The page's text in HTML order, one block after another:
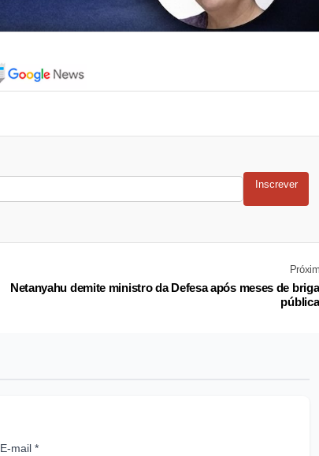
Inscrever
Netanyahu demite ministro da Defesa após meses de
E-mail *